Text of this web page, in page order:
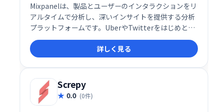
Mixpanelは、製品とユーザーのインタラクションをリ
アルタイムで分析し、深いインサイトを提供する分析
プラットフォームです。UberやTwitterをはじめとす
る26,000社以上の企業に利用されており、無料プラン
も提供されているため、初めての方でも気軽に利用を
開始できます。
詳しく見る
Screpy
0.0 (0件)